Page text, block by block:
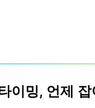
이밍, 언제